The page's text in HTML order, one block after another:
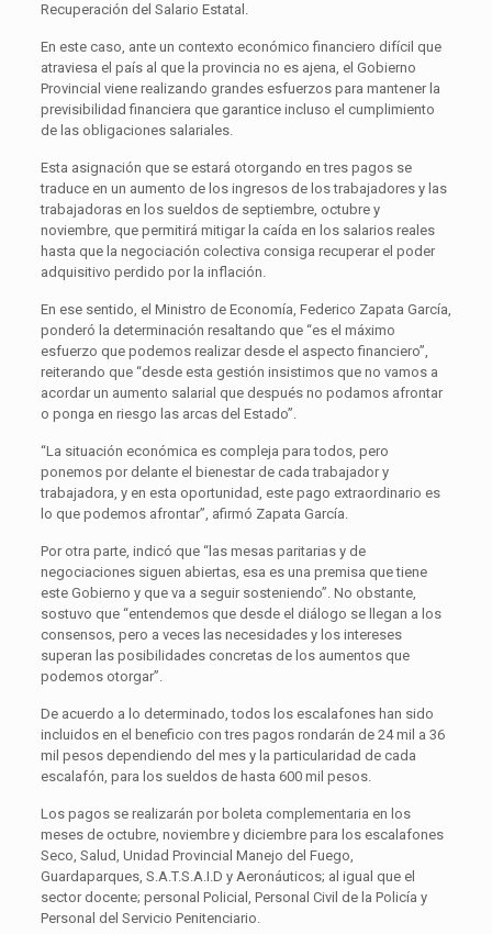
Recuperación del Salario Estatal.
En este caso, ante un contexto económico financiero difícil que
atraviesa el país al que la provincia no es ajena, el Gobierno
Provincial viene realizando grandes esfuerzos para mantener la
previsibilidad financiera que garantice incluso el cumplimiento
de las obligaciones salariales.
Esta asignación que se estará otorgando en tres pagos se
traduce en un aumento de los ingresos de los trabajadores y las
trabajadoras en los sueldos de septiembre, octubre y
noviembre, que permitirá mitigar la caída en los salarios reales
hasta que la negociación colectiva consiga recuperar el poder
adquisitivo perdido por la inflación.
En ese sentido, el Ministro de Economía, Federico Zapata García,
ponderó la determinación resaltando que “es el máximo
esfuerzo que podemos realizar desde el aspecto financiero”,
reiterando que “desde esta gestión insistimos que no vamos a
acordar un aumento salarial que después no podamos afrontar
o ponga en riesgo las arcas del Estado”.
“La situación económica es compleja para todos, pero
ponemos por delante el bienestar de cada trabajador y
trabajadora, y en esta oportunidad, este pago extraordinario es
lo que podemos afrontar”, afirmó Zapata García.
Por otra parte, indicó que “las mesas paritarias y de
negociaciones siguen abiertas, esa es una premisa que tiene
este Gobierno y que va a seguir sosteniendo”. No obstante,
sostuvo que “entendemos que desde el diálogo se llegan a los
consensos, pero a veces las necesidades y los intereses
superan las posibilidades concretas de los aumentos que
podemos otorgar”.
De acuerdo a lo determinado, todos los escalafones han sido
incluidos en el beneficio con tres pagos rondarán de 24 mil a 36
mil pesos dependiendo del mes y la particularidad de cada
escalafón, para los sueldos de hasta 600 mil pesos.
Los pagos se realizarán por boleta complementaria en los
meses de octubre, noviembre y diciembre para los escalafones
Seco, Salud, Unidad Provincial Manejo del Fuego,
Guardaparques, S.A.T.S.A.I.D y Aeronáuticos; al igual que el
sector docente; personal Policial, Personal Civil de la Policía y
Personal del Servicio Penitenciario.